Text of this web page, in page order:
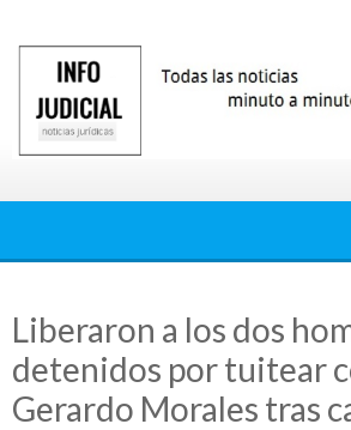
contenido
Liberaron a los dos
detenidos por tuitear
Gerardo Morales tras